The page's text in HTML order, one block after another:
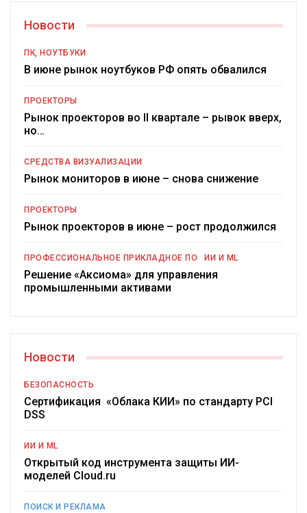
Новости
ПК, НОУТБУКИ
В июне рынок ноутбуков РФ опять обвалился
ПРОЕКТОРЫ
Рынок проекторов во II квартале – рывок вверх,
но…
СРЕДСТВА ВИЗУАЛИЗАЦИИ
Рынок мониторов в июне – снова снижение
ПРОЕКТОРЫ
Рынок проекторов в июне – рост продолжился
ПРОФЕССИОНАЛЬНОЕ ПРИКЛАДНОЕ ПО ИИ И ML
Решение «Аксиома» для управления
промышленными активами
Новости
БЕЗОПАСНОСТЬ
Сертификация «Облака КИИ» по стандарту PCI
DSS
ИИ И ML
Открытый код инструмента защиты ИИ-
моделей Cloud.ru
ПОИСК И РЕКЛАМА